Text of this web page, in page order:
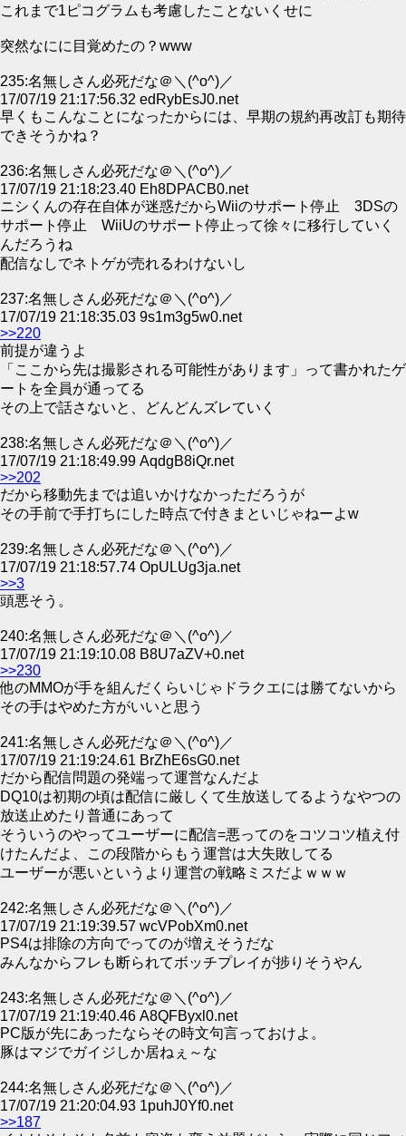
これまで1ピコグラムも考慮したことないくせに
突然なにに目覚めたの？www
235:名無しさん必死だな＠＼(^o^)／
17/07/19 21:17:56.32 edRybEsJ0.net
早くもこんなことになったからには、早期の規約再改訂も期待
できそうかね？
236:名無しさん必死だな＠＼(^o^)／
17/07/19 21:18:23.40 Eh8DPACB0.net
ニシくんの存在自体が迷惑だからWiiのサポート停止 3DSの
サポート停止 WiiUのサポート停止って徐々に移行していく
んだろうね
配信なしでネトゲが売れるわけないし
237:名無しさん必死だな＠＼(^o^)／
17/07/19 21:18:35.03 9s1m3g5w0.net
>>220
前提が違うよ
「ここから先は撮影される可能性があります」って書かれたゲ
ートを全員が通ってる
その上で話さないと、どんどんズレていく
238:名無しさん必死だな＠＼(^o^)／
17/07/19 21:18:49.99 AqdgB8iQr.net
>>202
だから移動先までは追いかけなかっただろうが
その手前で手打ちにした時点で付きまといじゃねーよw
239:名無しさん必死だな＠＼(^o^)／
17/07/19 21:18:57.74 OpULUg3ja.net
>>3
頭悪そう。
240:名無しさん必死だな＠＼(^o^)／
17/07/19 21:19:10.08 B8U7aZV+0.net
>>230
他のMMOが手を組んだくらいじゃドラクエには勝てないから
その手はやめた方がいいと思う
241:名無しさん必死だな＠＼(^o^)／
17/07/19 21:19:24.61 BrZhE6sG0.net
だから配信問題の発端って運営なんだよ
DQ10は初期の頃は配信に厳しくて生放送してるようなやつの
放送止めたり普通にあって
そういうのやってユーザーに配信=悪ってのをコツコツ植え付
けたんだよ、この段階からもう運営は大失敗してる
ユーザーが悪いというより運営の戦略ミスだよｗｗｗ
242:名無しさん必死だな＠＼(^o^)／
17/07/19 21:19:39.57 wcVPobXm0.net
PS4は排除の方向でってのが増えそうだな
みんなからフレも断られてボッチプレイが捗りそうやん
243:名無しさん必死だな＠＼(^o^)／
17/07/19 21:19:40.46 A8QFByxl0.net
PC版が先にあったならその時文句言っておけよ。
豚はマジでガイジしか居ねぇ～な
244:名無しさん必死だな＠＼(^o^)／
17/07/19 21:20:04.93 1puhJ0Yf0.net
>>187